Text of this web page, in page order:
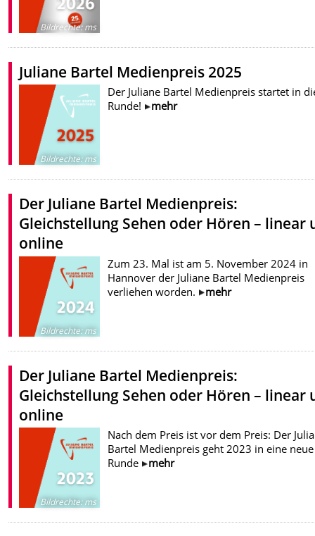
Bildrechte:ms
Juliane Bartel Medienpreis 2025
Bildrechte:ms
Der Juliane Bartel Medienpreis startet in
Runde!
mehr
Der Juliane Bartel Medienpreis:
Gleichstellung Sehen oder Hören – linear
online
Bildrechte:ms
Zum 23. Mal ist am 5. November 2024 in
Hannover der Juliane Bartel Medienpreis
verliehen worden.
mehr
Der Juliane Bartel Medienpreis:
Gleichstellung Sehen oder Hören – linear
online
Bildrechte:ms
Nach dem Preis ist vor dem Preis: Der
Bartel Medienpreis geht 2023 in eine neue
Runde
mehr